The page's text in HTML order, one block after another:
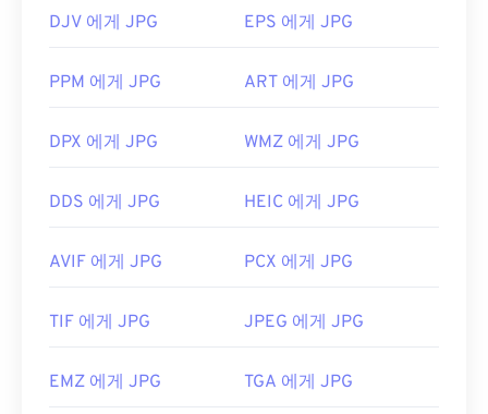
최초 출시:
관련 JPG 도구:
세요
DJV 에게 JPG EPS 에게 JPG
PPM 에게 JPG ART 에게 JPG
DPX 에게 JPG WMZ 에게 JPG
DDS 에게 JPG HEIC 에게 JPG
AVIF 에게 JPG PCX 에게 JPG
TIF 에게 JPG JPEG 에게 JPG
EMZ 에게 JPG TGA 에게 JPG